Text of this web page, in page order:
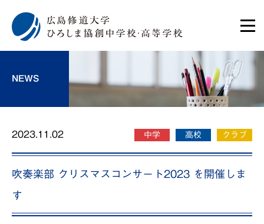
NEWS
2023.11.02 中学 高校 クラブ
吹奏楽部 クリスマスコンサート2023 を開催しま
す